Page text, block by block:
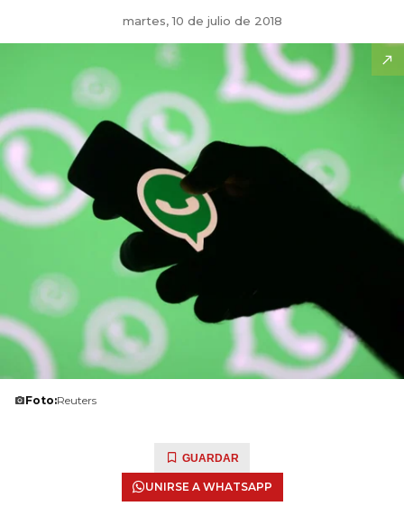
martes, 10 de julio de 2018
Foto:Reuters
GUARDAR
UNIRSE A WHATSAPP